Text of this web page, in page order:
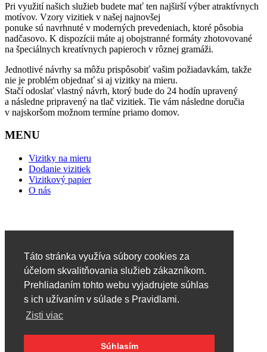
Táto stránka využíva súbory cookies za
účelom skvalitňovania služieb zákazníkom.
Prehliadaním tohto webu vyjadrujete súhlas
s ich užívaním v súlade s Pravidlami.
Zisti viac
Súhlasím
Pri využití našich služieb budete mať ten najširší výber atraktívnych
motívov. Vzory vizitiek v našej najnovšej
ponuke sú navrhnuté v moderných prevedeniach, ktoré pôsobia
nadčasovo. K dispozícii máte aj obojstranné formáty zhotovované
na špeciálnych kreatívnych papieroch v rôznej gramáži.
Jednotlivé návrhy sa môžu prispôsobiť vašim požiadavkám, takže
nie je problém objednať si aj vizitky na mieru.
Stačí odoslať vlastný návrh, ktorý bude do 24 hodín upravený
a následne pripravený na tlač vizitiek. Tie vám následne doručia
v najskoršom možnom termíne priamo domov.
MENU
Vizitky na mieru
Dodanie vizitiek
Vizitkový papier
O nás